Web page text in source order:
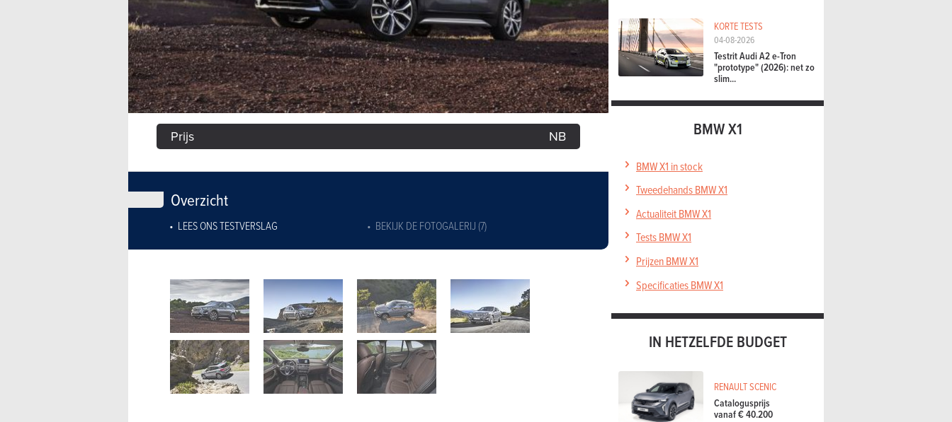
Prijs NB
Overzicht
LEES ONS TESTVERSLAG BEKIJK DE FOTOGALERIJ (7)
KORTE TESTS
04-08-2026
Testrit Audi A2 e-Tron
"prototype" (2026): net zo
slim...
BMW X1
BMW X1 in stock
Tweedehands BMW X1
Actualiteit BMW X1
Tests BMW X1
Prijzen BMW X1
Specificaties BMW X1
IN HETZELFDE BUDGET
RENAULT SCENIC
Catalogusprijs
vanaf € 40.200